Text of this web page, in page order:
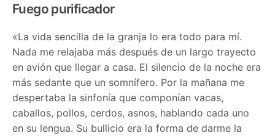
Fuego purificador
«La vida sencilla de la granja lo era todo para mí.
Nada me relajaba más después de un largo trayecto
en avión que llegar a casa. El silencio de la noche era
más sedante que un somnífero. Por la mañana me
despertaba la sinfonía que componían vacas,
caballos, pollos, cerdos, asnos, hablando cada uno
en su lengua. Su bullicio era la forma de darme la